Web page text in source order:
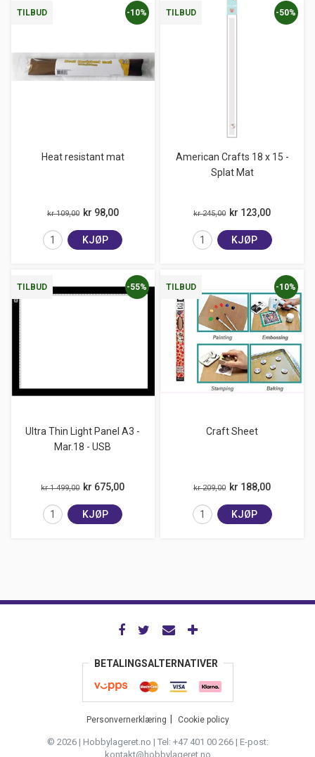
TILBUD
Heat resistant mat
-10%
kr 109,00 kr 98,00
KJØP
TILBUD
American Crafts 18 x 15 -
Splat Mat
-50%
kr 245,00 kr 123,00
KJØP
TILBUD
Ultra Thin Light Panel A3 -
Mar.18 - USB
-55%
kr 1 499,00 kr 675,00
KJØP
TILBUD
Craft Sheet
-10%
kr 209,00 kr 188,00
KJØP
BETALINGSALTERNATIVER
Personvernerklæring Cookie policy
© 2026 | Hobbylageret.no | Tel: +47 401 00 266 | E-post:
kontakt@hobbylageret.no